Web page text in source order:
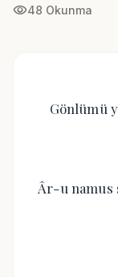
visibility48 Okunma
Gönlümü
Âr-u namus